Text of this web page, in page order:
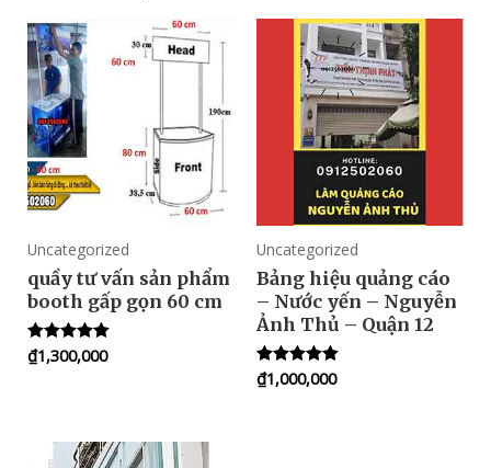
Uncategorized
quầy tư vấn sản phẩm
booth gấp gọn 60 cm
Rated
5.00
₫1,300,000
Uncategorized
Bảng hiệu quảng cáo
– Nước yến – Nguyễn
Ảnh Thủ – Quận 12
Rated
5.00
₫1,000,000